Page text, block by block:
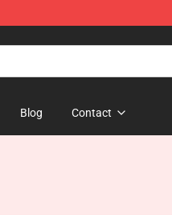
Blog Contact